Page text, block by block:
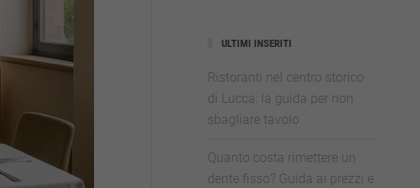
ULTIMI INSERITI
Ristoranti nel centro storico
di Lucca: la guida per non
sbagliare tavolo
Quanto costa rimettere un
dente fisso? Guida ai prezzi e